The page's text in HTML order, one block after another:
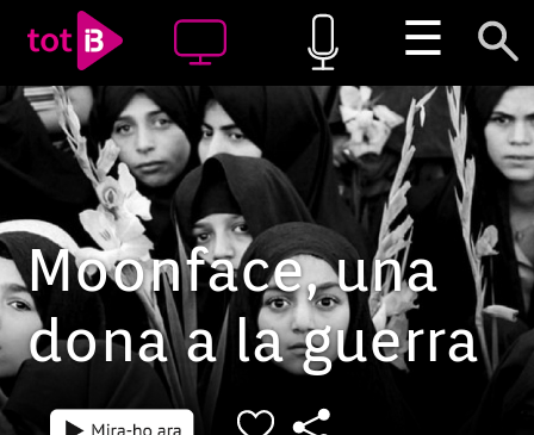
☰
Moonface, una
dona a la guerra